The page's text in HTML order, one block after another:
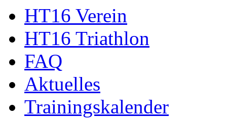
HT16 Verein
HT16 Triathlon
FAQ
Aktuelles
Trainingskalender